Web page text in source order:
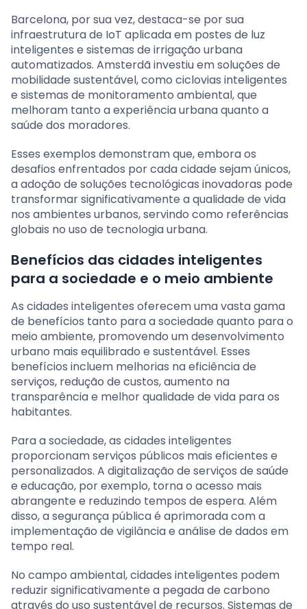
Barcelona, por sua vez, destaca-se por sua
infraestrutura de IoT aplicada em postes de luz
inteligentes e sistemas de irrigação urbana
automatizados. Amsterdã investiu em soluções de
mobilidade sustentável, como ciclovias inteligentes
e sistemas de monitoramento ambiental, que
melhoram tanto a experiência urbana quanto a
saúde dos moradores.
Esses exemplos demonstram que, embora os
desafios enfrentados por cada cidade sejam únicos,
a adoção de soluções tecnológicas inovadoras pode
transformar significativamente a qualidade de vida
nos ambientes urbanos, servindo como referências
globais no uso de tecnologia urbana.
Benefícios das cidades inteligentes
para a sociedade e o meio ambiente
As cidades inteligentes oferecem uma vasta gama
de benefícios tanto para a sociedade quanto para o
meio ambiente, promovendo um desenvolvimento
urbano mais equilibrado e sustentável. Esses
benefícios incluem melhorias na eficiência de
serviços, redução de custos, aumento na
transparência e melhor qualidade de vida para os
habitantes.
Para a sociedade, as cidades inteligentes
proporcionam serviços públicos mais eficientes e
personalizados. A digitalização de serviços de saúde
e educação, por exemplo, torna o acesso mais
abrangente e reduzindo tempos de espera. Além
disso, a segurança pública é aprimorada com a
implementação de vigilância e análise de dados em
tempo real.
No campo ambiental, cidades inteligentes podem
reduzir significativamente a pegada de carbono
através do uso sustentável de recursos. Sistemas de